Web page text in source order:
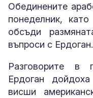
Обединените
понеделник,
обсъди
въпроси с Ердоган.
Разговорите в
Ердоган
висши